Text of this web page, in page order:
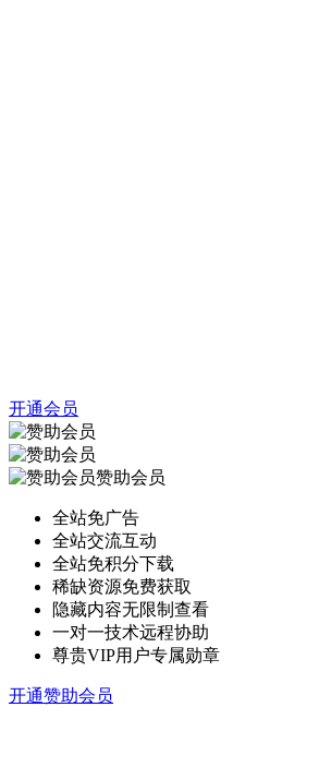
开通会员
赞助会员
全站免广告
全站交流互动
全站免积分下载
稀缺资源免费获取
隐藏内容无限制查看
一对一技术远程协助
尊贵VIP用户专属勋章
开通赞助会员